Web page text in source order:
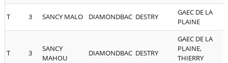
T 3 SANCY MALO DIAMONDBAC DESTRY
GAEC DE LA
PLAINE
T 3
SANCY
MAHOU
DIAMONDBAC DESTRY
GAEC DE LA
PLAINE,
THIERRY